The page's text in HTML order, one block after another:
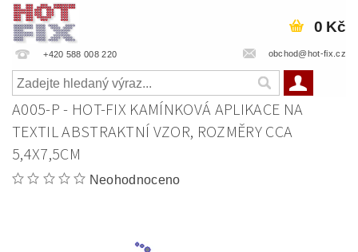
+420 588 008 220 obchod@hot-fix.cz
0 Kč
A005-P - HOT-FIX KAMÍNKOVÁ APLIKACE NA
TEXTIL ABSTRAKTNÍ VZOR, ROZMĚRY CCA
5,4X7,5CM
Neohodnoceno